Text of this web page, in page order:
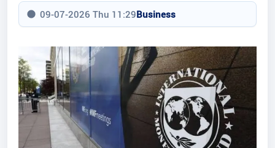
09-07-2026 Thu 11:29Business